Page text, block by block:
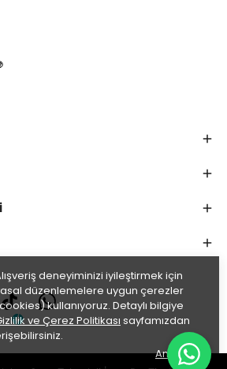
deneyiminizi iyileştirmek için
düzenlemelere uygun çerezler
kullanıyoruz. Detaylı bilgiye
ve Çerez Politikası sayfamızdan
Anladım